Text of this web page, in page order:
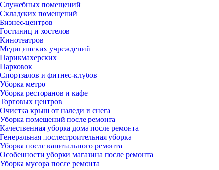
Служебных помещений
Складских помещений
Бизнес-центров
Гостиниц и хостелов
Кинотеатров
Медицинских учреждений
Парикмахерских
Парковок
Спортзалов и фитнес-клубов
Уборка метро
Уборка ресторанов и кафе
Торговых центров
Очистка крыш от наледи и снега
Уборка помещений после ремонта
Качественная уборка дома после ремонта
Генеральная послестроительная уборка
Уборка после капитального ремонта
Особенности уборки магазина после ремонта
Уборка мусора после ремонта